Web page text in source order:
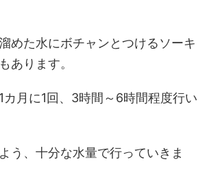
めた水にボチャンとつけるソーキ
あります。
カ月に1回、3時間～6時間程度行い
う、十分な水量で行っていきま